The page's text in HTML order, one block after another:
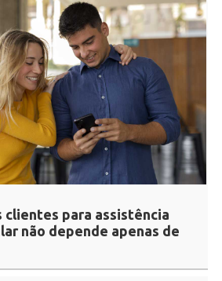
clientes para assistência
não depende apenas de